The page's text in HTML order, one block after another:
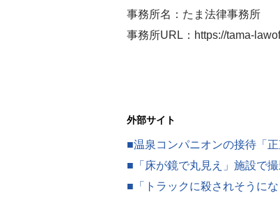
事務所名：たま法律事務所
事務所URL：https://tama-
外部サイト
■「床が鏡で丸見え」施設で